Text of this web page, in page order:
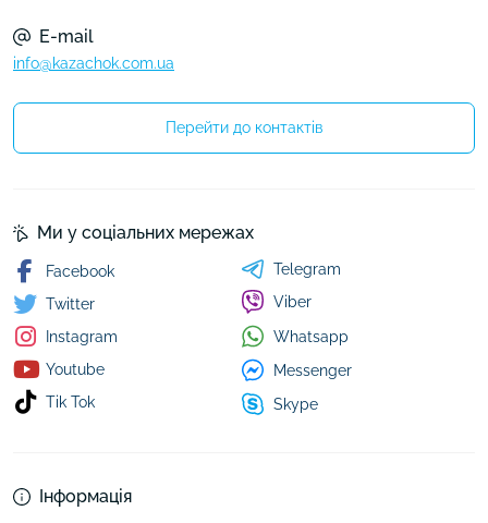
E-mail
info@kazachok.com.ua
Перейти до контактів
Інформація
Ми у соціальних мережах
Facebook
Twitter
Instagram
Youtube
Tik Tok
Telegram
Viber
Whatsapp
Messenger
Skype